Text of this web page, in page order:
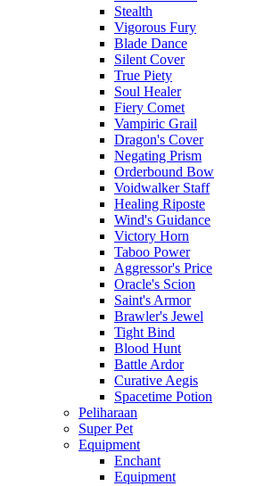
Stealth
Vigorous Fury
Blade Dance
Silent Cover
True Piety
Soul Healer
Fiery Comet
Vampiric Grail
Dragon's Cover
Negating Prism
Orderbound Bow
Voidwalker Staff
Healing Riposte
Wind's Guidance
Victory Horn
Taboo Power
Aggressor's Price
Oracle's Scion
Saint's Armor
Brawler's Jewel
Tight Bind
Blood Hunt
Battle Ardor
Curative Aegis
Spacetime Potion
Peliharaan
Super Pet
Equipment
Enchant
Equipment